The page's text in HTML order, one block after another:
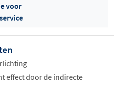
voor
effect door de indirecte